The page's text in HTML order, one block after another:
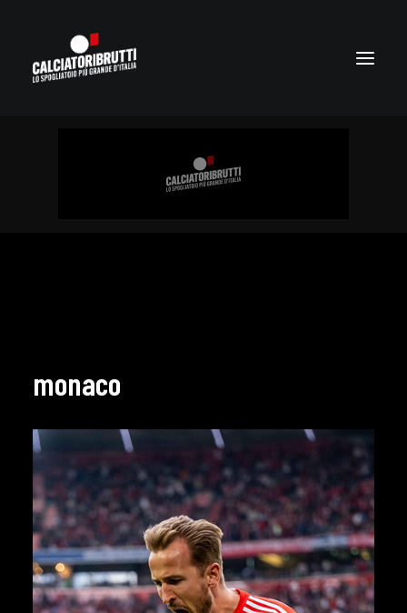
monaco